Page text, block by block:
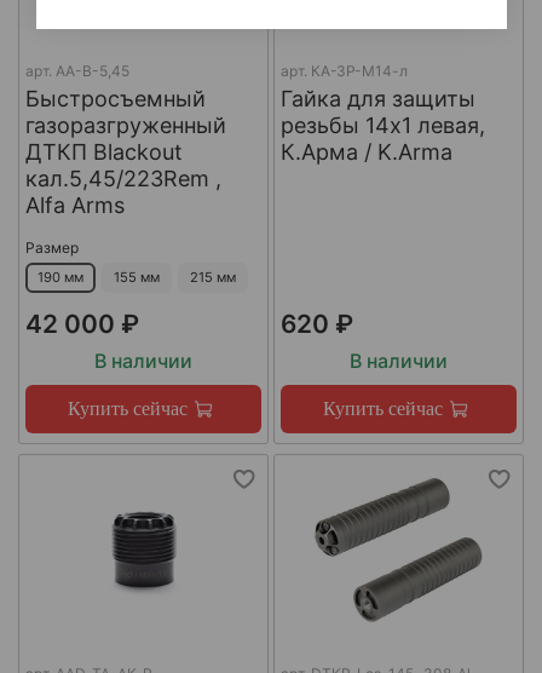
арт. AA-B-5,45
Быстросъемный
газоразгруженный
ДТКП Blackout
кал.5,45/223Rem ,
Alfa Arms
Размер
190 мм 155 мм 215 мм
42 000 ₽
В наличии
Купить сейчас
арт. КА-ЗР-М14-л
Гайка для защиты
резьбы 14x1 левая,
К.Арма / K.Arma
620 ₽
В наличии
Купить сейчас